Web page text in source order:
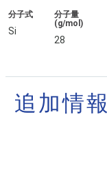
分子式
Si
分子量
(g/mol)
28
追加情報